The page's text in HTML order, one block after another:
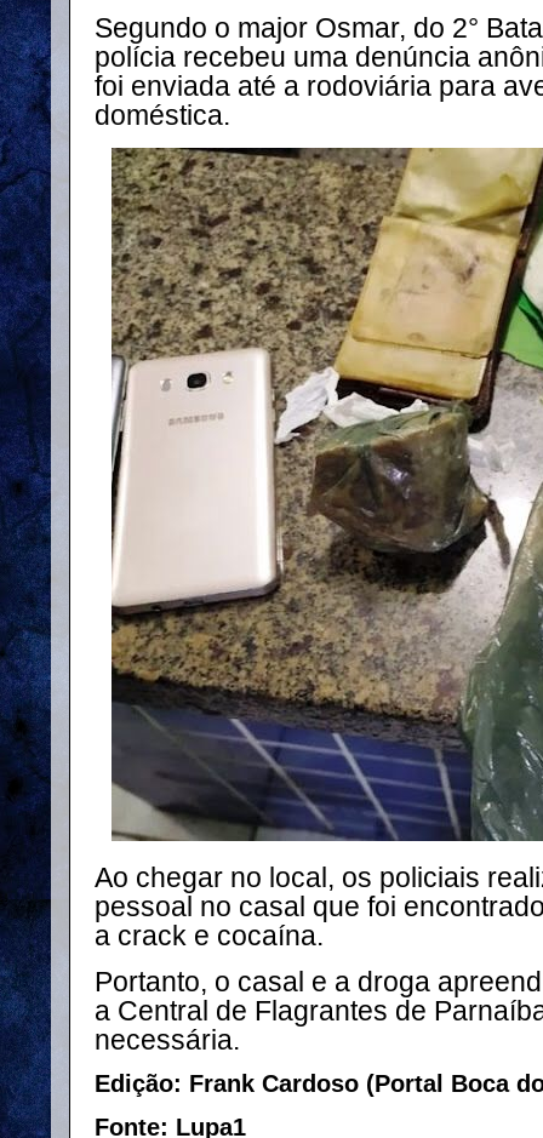
Segundo o major Osmar, do 2°
polícia recebeu uma denúncia
foi enviada até a rodoviária para
doméstica.
Ao chegar no local, os policiais
pessoal no casal que foi
a crack e cocaína.
Portanto, o casal e a droga
a Central de Flagrantes de
necessária.
Edição: Frank Cardoso (Portal Boca
Fonte: Lupa1